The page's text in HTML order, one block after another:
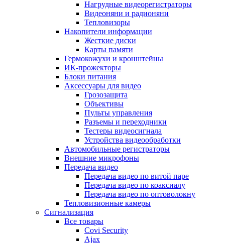
Нагрудные видеорегистраторы
Видеоняни и радионяни
Тепловизоры
Накопители информации
Жесткие диски
Карты памяти
Гермокожухи и кронштейны
ИК-прожекторы
Блоки питания
Аксессуары для видео
Грозозащита
Объективы
Пульты управления
Разъемы и переходники
Тестеры видеосигнала
Устройства видеообработки
Автомобильные регистраторы
Внешние микрофоны
Передача видео
Передача видео по витой паре
Передача видео по коаксиалу
Передача видео по оптоволокну
Тепловизионные камеры
Сигнализация
Все товары
Covi Security
Ajax